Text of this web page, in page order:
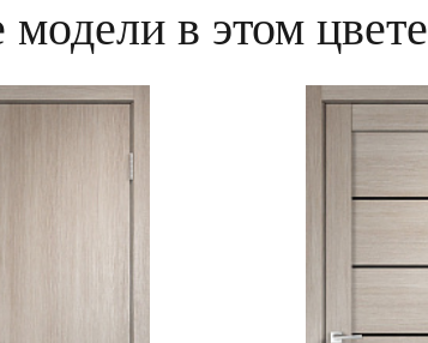
модели в этом цвете